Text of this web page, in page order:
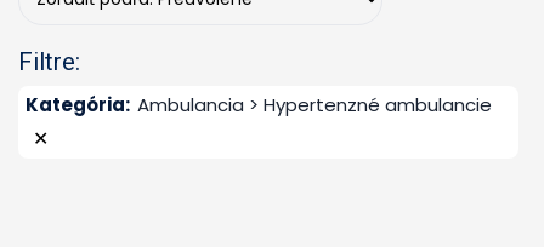
Filtre:
Kategória: Ambulancia > Hypertenzné ambulancie
✕